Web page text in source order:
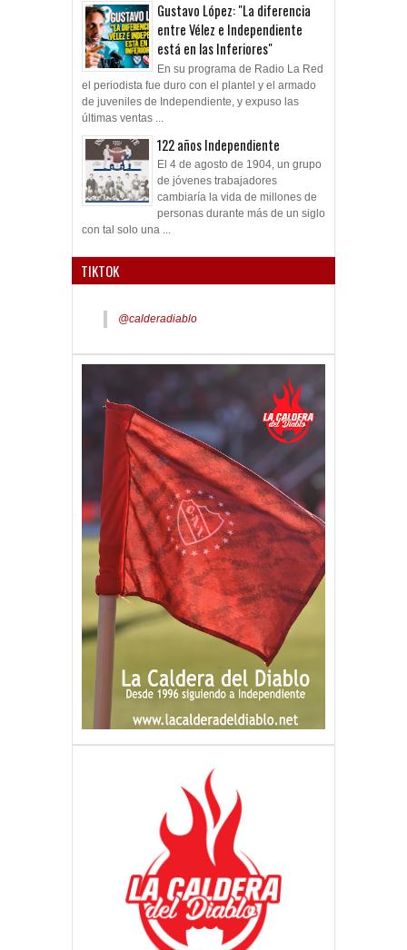
Gustavo López: "La diferencia
entre Vélez e Independiente
está en las Inferiores"
En su programa de Radio La Red
el periodista fue duro con el plantel y el armado
de juveniles de Independiente, y expuso las
últimas ventas ...
122 años Independiente
El 4 de agosto de 1904, un grupo
de jóvenes trabajadores
cambiaría la vida de millones de
personas durante más de un siglo
con tal solo una ...
TIKTOK
@calderadiablo